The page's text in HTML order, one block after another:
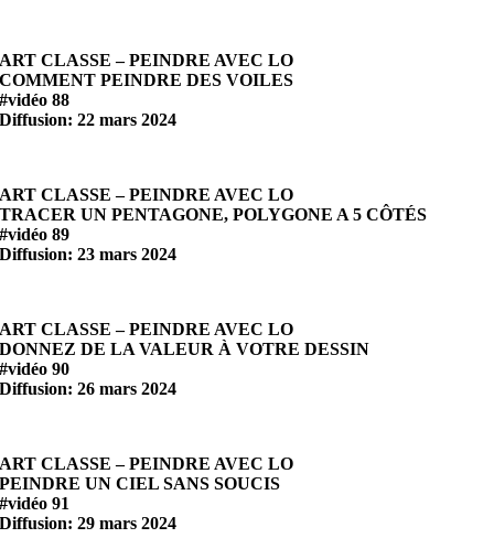
ART CLASSE – PEINDRE AVEC LO
COMMENT PEINDRE DES VOILES
#vidéo 88
Diffusion: 22 mars 2024
ART CLASSE – PEINDRE AVEC LO
TRACER UN PENTAGONE, POLYGONE A 5 CÔTÉS
#vidéo 89
Diffusion: 23 mars 2024
ART CLASSE – PEINDRE AVEC LO
DONNEZ DE LA VALEUR À VOTRE DESSIN
#vidéo 90
Diffusion: 26 mars 2024
ART CLASSE – PEINDRE AVEC LO
PEINDRE UN CIEL SANS SOUCIS
#vidéo 91
Diffusion: 29 mars 2024